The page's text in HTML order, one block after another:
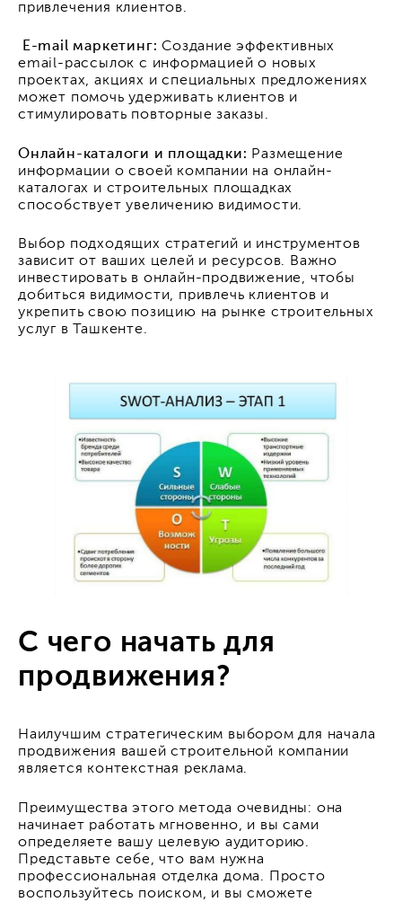
привлечения клиентов.
E-mail маркетинг: Создание эффективных
email-рассылок с информацией о новых
проектах, акциях и специальных предложениях
может помочь удерживать клиентов и
стимулировать повторные заказы.
Онлайн-каталоги и площадки: Размещение
информации о своей компании на онлайн-
каталогах и строительных площадках
способствует увеличению видимости.
Выбор подходящих стратегий и инструментов
зависит от ваших целей и ресурсов. Важно
инвестировать в онлайн-продвижение, чтобы
добиться видимости, привлечь клиентов и
укрепить свою позицию на рынке строительных
услуг в Ташкенте.
С чего начать для
продвижения?
Наилучшим стратегическим выбором для начала
продвижения вашей строительной компании
является контекстная реклама.
Преимущества этого метода очевидны: она
начинает работать мгновенно, и вы сами
определяете вашу целевую аудиторию.
Представьте себе, что вам нужна
профессиональная отделка дома. Просто
воспользуйтесь поиском, и вы сможете